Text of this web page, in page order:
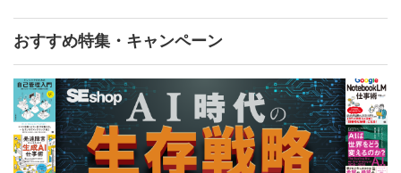
おすすめ特集・キャンペーン